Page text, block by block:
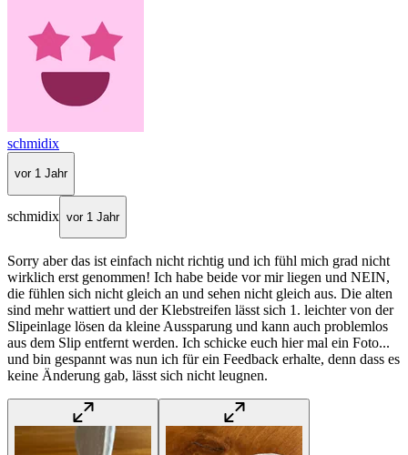
schmidix
vor 1 Jahr
schmidix vor 1 Jahr
Sorry aber das ist einfach nicht richtig und ich fühl mich grad nicht
wirklich erst genommen! Ich habe beide vor mir liegen und NEIN,
die fühlen sich nicht gleich an und sehen nicht gleich aus. Die alten
sind mehr wattiert und der Klebstreifen lässt sich 1. leichter von der
Slipeinlage lösen da kleine Aussparung und kann auch problemlos
aus dem Slip entfernt werden. Ich schicke euch hier mal ein Foto...
und bin gespannt was nun ich für ein Feedback erhalte, denn dass es
keine Änderung gab, lässt sich nicht leugnen.